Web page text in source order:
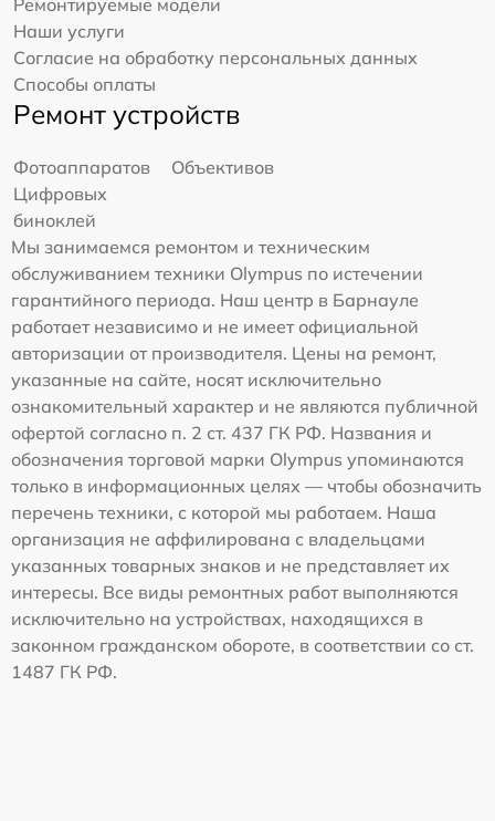
Наши услуги
Согласие на обработку персональных данных
Способы оплаты
Ремонт устройств
Фотоаппаратов
Объективов
Цифровых
биноклей
Мы занимаемся ремонтом и техническим
обслуживанием техники Olympus по истечении
гарантийного периода. Наш центр в Барнауле
работает независимо и не имеет официальной
авторизации от производителя. Цены на ремонт,
указанные на сайте, носят исключительно
ознакомительный характер и не являются публичной
офертой согласно п. 2 ст. 437 ГК РФ. Названия и
обозначения торговой марки Olympus упоминаются
только в информационных целях — чтобы обозначить
перечень техники, с которой мы работаем. Наша
организация не аффилирована с владельцами
указанных товарных знаков и не представляет их
интересы. Все виды ремонтных работ выполняются
исключительно на устройствах, находящихся в
законном гражданском обороте, в соответствии со ст.
1487 ГК РФ.